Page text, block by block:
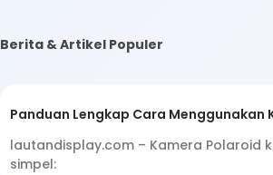
Berita & Artikel Populer
Panduan Lengkap Cara Menggunakan
lautandisplay.com – Kamera Polaroid
simpel: